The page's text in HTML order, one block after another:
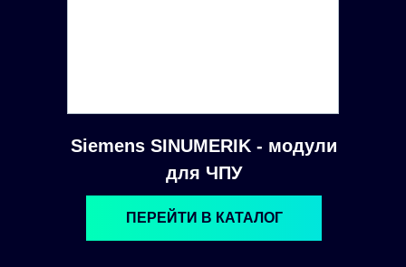
Siemens SINUMERIK - модули
для ЧПУ
ПЕРЕЙТИ В КАТАЛОГ